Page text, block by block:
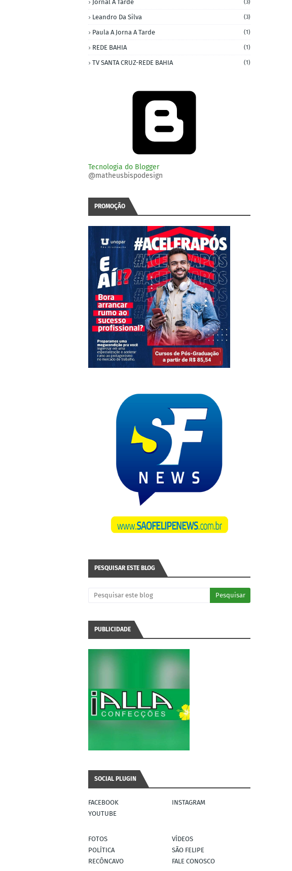
Jornal A Tarde (3)
Leandro Da Silva (3)
Paula A Jorna A Tarde (1)
REDE BAHIA (1)
TV SANTA CRUZ-REDE BAHIA (1)
Tecnologia do Blogger
@matheusbispodesign
PROMOÇÃO
PESQUISAR ESTE BLOG
PUBLICIDADE
SOCIAL PLUGIN
FACEBOOK
INSTAGRAM
YOUTUBE
FOTOS
VÍDEOS
POLÍTICA
SÃO FELIPE
RECÔNCAVO
FALE CONOSCO